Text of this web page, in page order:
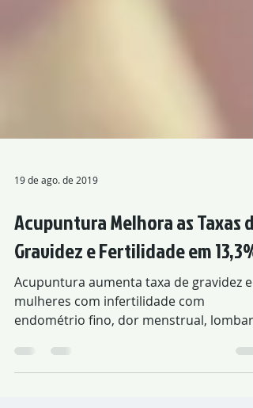
19 de ago. de 2019
Acupuntura Melhora as Taxas de
Gravidez e Fertilidade em 13,3%
mulheres com infertilidade com
endométrio fino, dor menstrual, lombar